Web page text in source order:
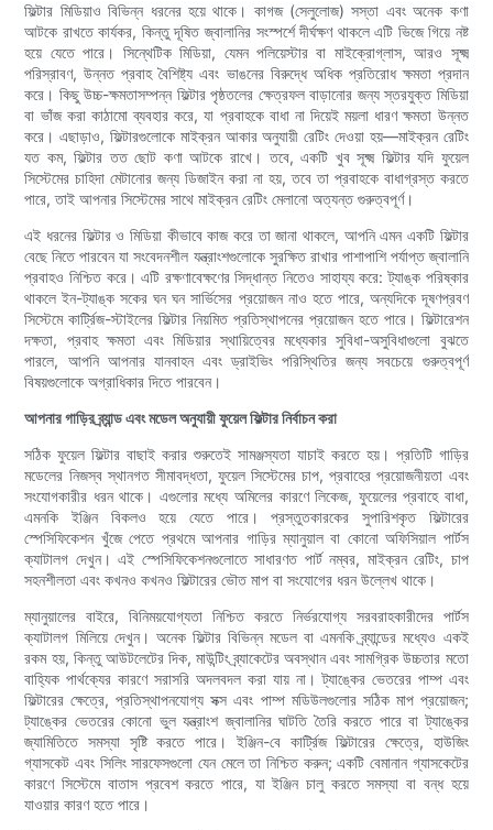
ফিল্টার মিডিয়াও বিভিন্ন ধরনের হয়ে থাকে। কাগজ (সেলুলোজ) সস্তা এবং অনেক কণা
আটকে রাখতে কার্যকর, কিন্তু দূষিত জ্বালানির সংস্পর্শে দীর্ঘক্ষণ থাকলে এটি ভিজে গিয়ে নষ্ট
হয়ে যেতে পারে। সিন্থেটিক মিডিয়া, যেমন পলিয়েস্টার বা মাইক্রোগ্লাস, আরও সূক্ষ্ম
পরিস্রাবণ, উন্নত প্রবাহ বৈশিষ্ট্য এবং ভাঙনের বিরুদ্ধে অধিক প্রতিরোধ ক্ষমতা প্রদান
করে। কিছু উচ্চ-ক্ষমতাসম্পন্ন ফিল্টার পৃষ্ঠতলের ক্ষেত্রফল বাড়ানোর জন্য স্তরযুক্ত মিডিয়া
বা ভাঁজ করা কাঠামো ব্যবহার করে, যা প্রবাহকে বাধা না দিয়েই ময়লা ধারণ ক্ষমতা উন্নত
করে। এছাড়াও, ফিল্টারগুলোকে মাইক্রন আকার অনুযায়ী রেটিং দেওয়া হয়—মাইক্রন রেটিং
যত কম, ফিল্টার তত ছোট কণা আটকে রাখে। তবে, একটি খুব সূক্ষ্ম ফিল্টার যদি ফুয়েল
সিস্টেমের চাহিদা মেটানোর জন্য ডিজাইন করা না হয়, তবে তা প্রবাহকে বাধাগ্রস্ত করতে
পারে, তাই আপনার সিস্টেমের সাথে মাইক্রন রেটিং মেলানো অত্যন্ত গুরুত্বপূর্ণ।
এই ধরনের ফিল্টার ও মিডিয়া কীভাবে কাজ করে তা জানা থাকলে, আপনি এমন একটি ফিল্টার
বেছে নিতে পারবেন যা সংবেদনশীল যন্ত্রাংশগুলোকে সুরক্ষিত রাখার পাশাপাশি পর্যাপ্ত জ্বালানি
প্রবাহও নিশ্চিত করে। এটি রক্ষণাবেক্ষণের সিদ্ধান্ত নিতেও সাহায্য করে: ট্যাঙ্ক পরিষ্কার
থাকলে ইন-ট্যাঙ্ক সকের ঘন ঘন সার্ভিসের প্রয়োজন নাও হতে পারে, অন্যদিকে দূষণপ্রবণ
সিস্টেমে কার্ট্রিজ-স্টাইলের ফিল্টার নিয়মিত প্রতিস্থাপনের প্রয়োজন হতে পারে। ফিল্টারেশন
দক্ষতা, প্রবাহ ক্ষমতা এবং মিডিয়ার স্থায়িত্বের মধ্যেকার সুবিধা-অসুবিধাগুলো বুঝতে
পারলে, আপনি আপনার যানবাহন এবং ড্রাইভিং পরিস্থিতির জন্য সবচেয়ে গুরুত্বপূর্ণ
বিষয়গুলোকে অগ্রাধিকার দিতে পারবেন।
আপনার গাড়ির ব্র্যান্ড এবং মডেল অনুযায়ী ফুয়েল ফিল্টার নির্বাচন করা
সঠিক ফুয়েল ফিল্টার বাছাই করার শুরুতেই সামঞ্জস্যতা যাচাই করতে হয়। প্রতিটি গাড়ির
মডেলের নিজস্ব স্থানগত সীমাবদ্ধতা, ফুয়েল সিস্টেমের চাপ, প্রবাহের প্রয়োজনীয়তা এবং
সংযোগকারীর ধরন থাকে। এগুলোর মধ্যে অমিলের কারণে লিকেজ, ফুয়েলের প্রবাহে বাধা,
এমনকি ইঞ্জিন বিকলও হয়ে যেতে পারে। প্রস্তুতকারকের সুপারিশকৃত ফিল্টারের
স্পেসিফিকেশন খুঁজে পেতে প্রথমে আপনার গাড়ির ম্যানুয়াল বা কোনো অফিসিয়াল পার্টস
ক্যাটালগ দেখুন। এই স্পেসিফিকেশনগুলোতে সাধারণত পার্ট নম্বর, মাইক্রন রেটিং, চাপ
সহনশীলতা এবং কখনও কখনও ফিল্টারের ভৌত মাপ বা সংযোগের ধরন উল্লেখ থাকে।
ম্যানুয়ালের বাইরে, বিনিময়যোগ্যতা নিশ্চিত করতে নির্ভরযোগ্য সরবরাহকারীদের পার্টস
ক্যাটালগ মিলিয়ে দেখুন। অনেক ফিল্টার বিভিন্ন মডেল বা এমনকি ব্র্যান্ডের মধ্যেও একই
রকম হয়, কিন্তু আউটলেটের দিক, মাউন্টিং ব্র্যাকেটের অবস্থান এবং সামগ্রিক উচ্চতার মতো
বাহ্যিক পার্থক্যের কারণে সরাসরি অদলবদল করা যায় না। ট্যাঙ্কের ভেতরের পাম্প এবং
ফিল্টারের ক্ষেত্রে, প্রতিস্থাপনযোগ্য সক্স এবং পাম্প মডিউলগুলোর সঠিক মাপ প্রয়োজন;
ট্যাঙ্কের ভেতরের কোনো ভুল যন্ত্রাংশ জ্বালানির ঘাটতি তৈরি করতে পারে বা ট্যাঙ্কের
জ্যামিতিতে সমস্যা সৃষ্টি করতে পারে। ইঞ্জিন-বে কার্ট্রিজ ফিল্টারের ক্ষেত্রে, হাউজিং
গ্যাসকেট এবং সিলিং সারফেসগুলো যেন মেলে তা নিশ্চিত করুন; একটি বেমানান গ্যাসকেটের
কারণে সিস্টেমে বাতাস প্রবেশ করতে পারে, যা ইঞ্জিন চালু করতে সমস্যা বা বন্ধ হয়ে
যাওয়ার কারণ হতে পারে।